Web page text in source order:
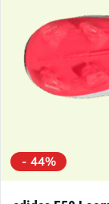
- 44%